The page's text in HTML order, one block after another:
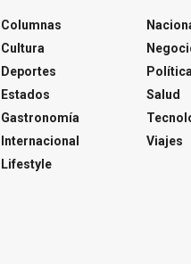
Columnas
Cultura
Deportes
Estados
Gastronomía
Internacional
Lifestyle
Política
Salud
Viajes